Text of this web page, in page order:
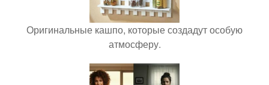
Оригинальные кашпо, которые создадут особую
атмосферу.